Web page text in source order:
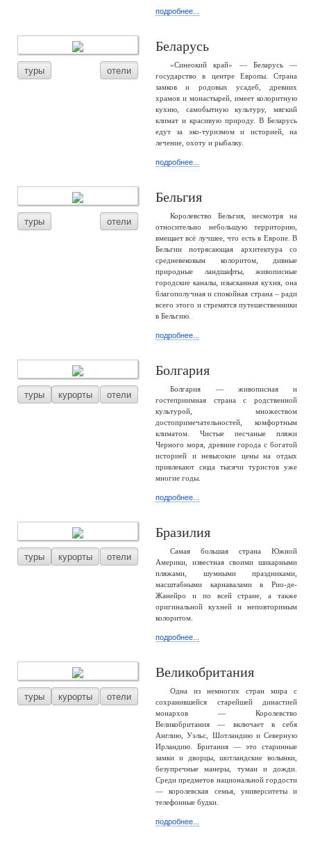
подробнее...
туры отели
Беларусь
«Синеокий край» — Беларусь —
государство в центре Европы. Страна
замков и родовых усадеб, древних
храмов и монастырей, имеет колоритную
кухню, самобытную культуру, мягкий
климат и красивую природу. В Беларусь
едут за эко-туризмом и историей, на
лечение, охоту и рыбалку.
подробнее...
туры отели
Бельгия
Королевство Бельгия, несмотря на
относительно небольшую территорию,
вмещает всё лучшее, что есть в Европе. В
Бельгии потрясающая архитектура со
средневековым колоритом, дивные
природные ландшафты, живописные
городские каналы, изысканная кухня, она
благополучная и спокойная страна – ради
всего этого и стремятся путешественники
в Бельгию.
подробнее...
туры курорты отели
Болгария
Болгария — живописная и
гостеприимная страна с родственной
культурой, множеством
достопримечательностей, комфортным
климатом. Чистые песчаные пляжи
Черного моря, древние города с богатой
историей и невысокие цены на отдых
привлекают сюда тысячи туристов уже
многие годы.
подробнее...
туры курорты отели
Бразилия
Самая большая страна Южной
Америки, известная своими шикарными
пляжами, шумными праздниками,
масштабными карнавалами в Рио-де-
Жанейро и по всей стране, а также
оригинальной кухней и неповторимым
колоритом.
подробнее...
туры курорты отели
Великобритания
Одна из немногих стран мира с
сохранившейся старейшей династией
монархов — Королевство
Великобритания — включает в себя
Англию, Уэльс, Шотландию и Северную
Ирландию. Британия — это старинные
замки и дворцы, шотландские волынки,
безупречные манеры, туман и дожди.
Среди предметов национальной гордости
— королевская семья, университеты и
телефонные будки.
подробнее...